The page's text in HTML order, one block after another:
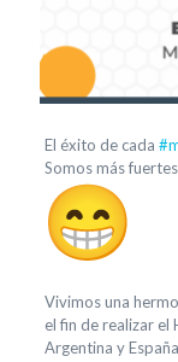
El éxito de cada
Somos más
Vivimos una
el fin de realizar el
Argentina y